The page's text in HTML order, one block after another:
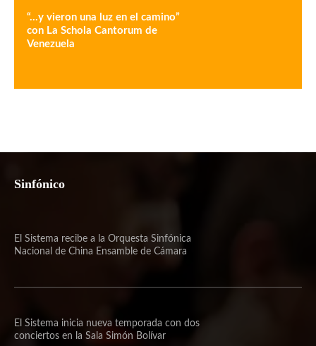
“…y vieron una luz en el camino”
con La Schola Cantorum de
Venezuela
Sinfónico
El Sistema recibe a la Orquesta Sinfónica
Nacional de China Ensamble de Cámara
El Sistema inicia nueva temporada con dos
conciertos en la Sala Simón Bolívar